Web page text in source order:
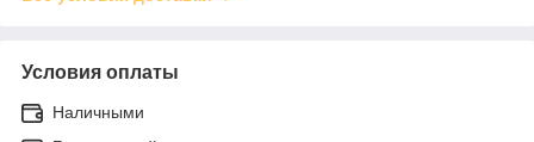
Условия оплаты
Наличными